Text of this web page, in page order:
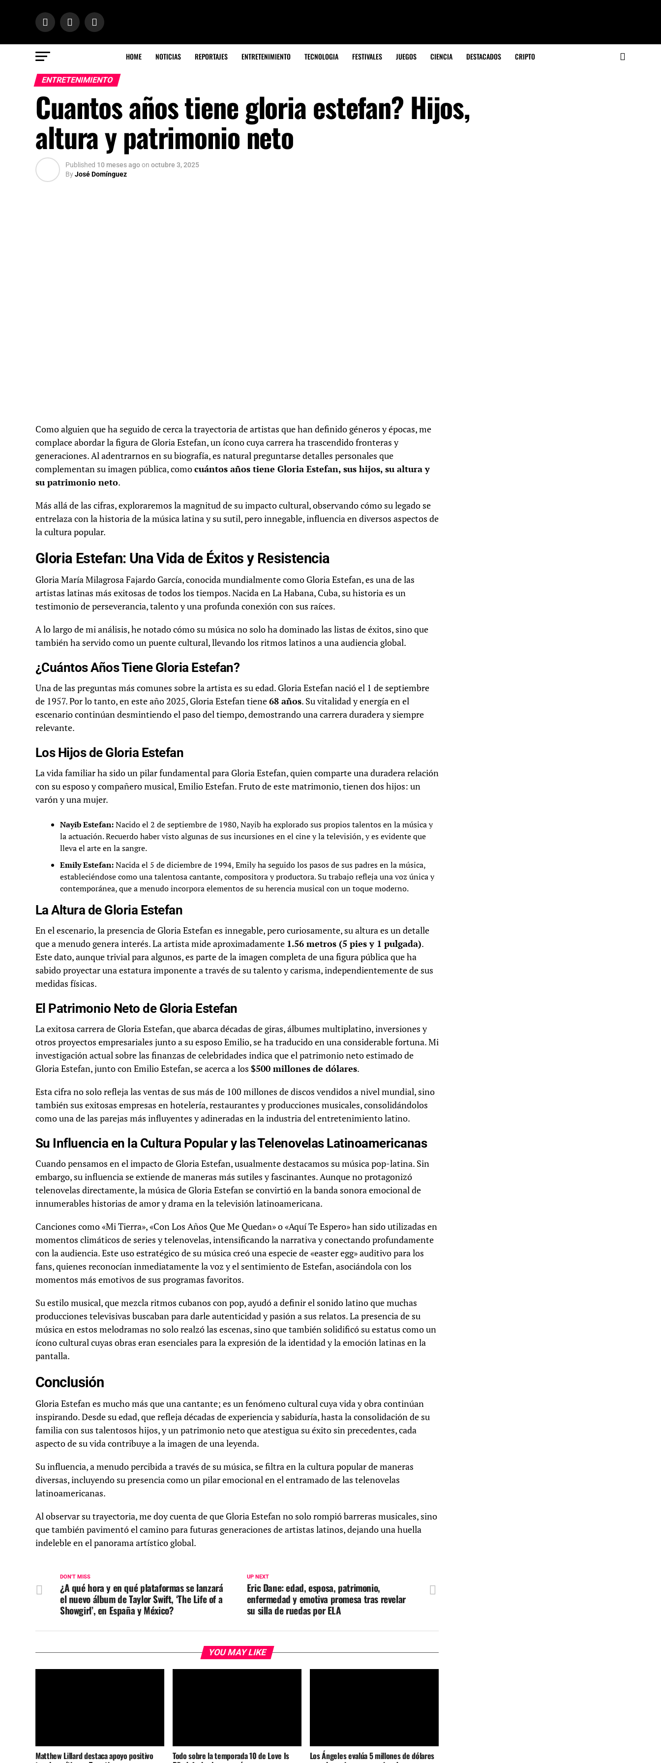
HOME NOTICIAS REPORTAJES ENTRETENIMIENTO TECNOLOGIA FESTIVALES JUEGOS CIENCIA DESTACADOS CRIPTO
ENTRETENIMIENTO
Cuantos años tiene gloria estefan? Hijos,
altura y patrimonio neto
Published 10 meses agoon octubre 3, 2025
ByJosé Domínguez
Como alguien que ha seguido de cerca la trayectoria de artistas que han definido géneros y épocas, me
complace abordar la figura de Gloria Estefan, un ícono cuya carrera ha trascendido fronteras y
generaciones. Al adentrarnos en su biografía, es natural preguntarse detalles personales que
complementan su imagen pública, comocuántos años tiene Gloria Estefan, sus hijos, su altura y
su patrimonio neto.
Más allá de las cifras, exploraremos la magnitud de su impacto cultural, observando cómo su legado se
entrelaza con la historia de la música latina y su sutil, pero innegable, influencia en diversos aspectos de
la cultura popular.
Gloria Estefan: Una Vida de Éxitos y Resistencia
Gloria María Milagrosa Fajardo García, conocida mundialmente como Gloria Estefan, es una de las
artistas latinas más exitosas de todos los tiempos. Nacida en La Habana, Cuba, su historia es un
testimonio de perseverancia, talento y una profunda conexión con sus raíces.
A lo largo de mi análisis, he notado cómo su música no solo ha dominado las listas de éxitos, sino que
también ha servido como un puente cultural, llevando los ritmos latinos a una audiencia global.
¿Cuántos Años Tiene Gloria Estefan?
Una de las preguntas más comunes sobre la artista es su edad. Gloria Estefan nació el 1 de septiembre
de 1957. Por lo tanto, en este año 2025, Gloria Estefan tiene68 años. Su vitalidad y energía en el
escenario continúan desmintiendo el paso del tiempo, demostrando una carrera duradera y siempre
relevante.
Los Hijos de Gloria Estefan
La vida familiar ha sido un pilar fundamental para Gloria Estefan, quien comparte una duradera relación
con su esposo y compañero musical, Emilio Estefan. Fruto de este matrimonio, tienen dos hijos: un
varón y una mujer.
Nayib Estefan:Nacido el 2 de septiembre de 1980, Nayib ha explorado sus propios talentos en la música y
la actuación. Recuerdo haber visto algunas de sus incursiones en el cine y la televisión, y es evidente que
lleva el arte en la sangre.
Emily Estefan:Nacida el 5 de diciembre de 1994, Emily ha seguido los pasos de sus padres en la música,
estableciéndose como una talentosa cantante, compositora y productora. Su trabajo refleja una voz única y
contemporánea, que a menudo incorpora elementos de su herencia musical con un toque moderno.
La Altura de Gloria Estefan
En el escenario, la presencia de Gloria Estefan es innegable, pero curiosamente, su altura es un detalle
que a menudo genera interés. La artista mide aproximadamente 1.56 metros (5 pies y 1 pulgada).
Este dato, aunque trivial para algunos, es parte de la imagen completa de una figura pública que ha
sabido proyectar una estatura imponente a través de su talento y carisma, independientemente de sus
medidas físicas.
El Patrimonio Neto de Gloria Estefan
La exitosa carrera de Gloria Estefan, que abarca décadas de giras, álbumes multiplatino, inversiones y
otros proyectos empresariales junto a su esposo Emilio, se ha traducido en una considerable fortuna. Mi
investigación actual sobre las finanzas de celebridades indica que el patrimonio neto estimado de
Gloria Estefan, junto con Emilio Estefan, se acerca a los $500 millones de dólares.
Esta cifra no solo refleja las ventas de sus más de 100 millones de discos vendidos a nivel mundial, sino
también sus exitosas empresas en hotelería, restaurantes y producciones musicales, consolidándolos
como una de las parejas más influyentes y adineradas en la industria del entretenimiento latino.
Su Influencia en la Cultura Popular y las Telenovelas Latinoamericanas
Cuando pensamos en el impacto de Gloria Estefan, usualmente destacamos su música pop-latina. Sin
embargo, su influencia se extiende de maneras más sutiles y fascinantes. Aunque no protagonizó
telenovelas directamente, la música de Gloria Estefan se convirtió en la banda sonora emocional de
innumerables historias de amor y drama en la televisión latinoamericana.
Canciones como «Mi Tierra», «Con Los Años Que Me Quedan» o «Aquí Te Espero» han sido utilizadas en
momentos climáticos de series y telenovelas, intensificando la narrativa y conectando profundamente
con la audiencia. Este uso estratégico de su música creó una especie de «easter egg» auditivo para los
fans, quienes reconocían inmediatamente la voz y el sentimiento de Estefan, asociándola con los
momentos más emotivos de sus programas favoritos.
Su estilo musical, que mezcla ritmos cubanos con pop, ayudó a definir el sonido latino que muchas
producciones televisivas buscaban para darle autenticidad y pasión a sus relatos. La presencia de su
música en estos melodramas no solo realzó las escenas, sino que también solidificó su estatus como un
ícono cultural cuyas obras eran esenciales para la expresión de la identidad y la emoción latinas en la
pantalla.
Conclusión
Gloria Estefan es mucho más que una cantante; es un fenómeno cultural cuya vida y obra continúan
inspirando. Desde su edad, que refleja décadas de experiencia y sabiduría, hasta la consolidación de su
familia con sus talentosos hijos, y un patrimonio neto que atestigua su éxito sin precedentes, cada
aspecto de su vida contribuye a la imagen de una leyenda.
Su influencia, a menudo percibida a través de su música, se filtra en la cultura popular de maneras
diversas, incluyendo su presencia como un pilar emocional en el entramado de las telenovelas
latinoamericanas.
Al observar su trayectoria, me doy cuenta de que Gloria Estefan no solo rompió barreras musicales, sino
que también pavimentó el camino para futuras generaciones de artistas latinos, dejando una huella
indeleble en el panorama artístico global.
UP NEXT
Eric Dane: edad, esposa, patrimonio,
enfermedad y emotiva promesa tras revelar
su silla de ruedas por ELA
DON'T MISS
¿A qué hora y en qué plataformas se lanzará
el nuevo álbum de Taylor Swift, ‘The Life of a
Showgirl’, en España y México?
YOU MAY LIKE
Matthew Lillard destaca apoyo positivo Todo sobre la temporada 10 de Love Is Los Ángeles evalúa 5 millones de dólares